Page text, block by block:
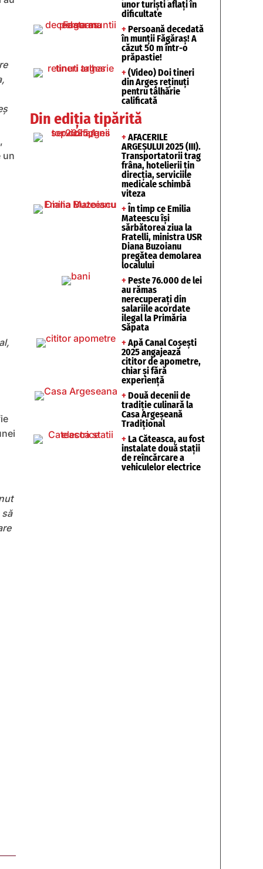
un
unor turişti aflaţi în
dificultate
+ Persoană decedată
în munții Făgăraș! A
căzut 50 m într-o
prăpastie!
+ (Video) Doi tineri
din Argeș reținuți
pentru tâlhărie
calificată
Din ediția tipărită
+ AFACERILE
ARGEȘULUI 2025 (III).
Transportatorii trag
frâna, hotelierii țin
direcția, serviciile
medicale schimbă
viteza
+ În timp ce Emilia
Mateescu își
sărbătorea ziua la
Fratelli, ministra USR
Diana Buzoianu
pregătea demolarea
localului
+ Peste 76.000 de lei
au rămas
nerecuperați din
salariile acordate
ilegal la Primăria
Săpata
+ Apă Canal Coșești
2025 angajează
cititor de apometre,
chiar și fără
experiență
+ Două decenii de
tradiție culinară la
Casa Argeșeană
Tradițional
+ La Căteasca, au fost
instalate două stații
de reîncărcare a
vehiculelor electrice